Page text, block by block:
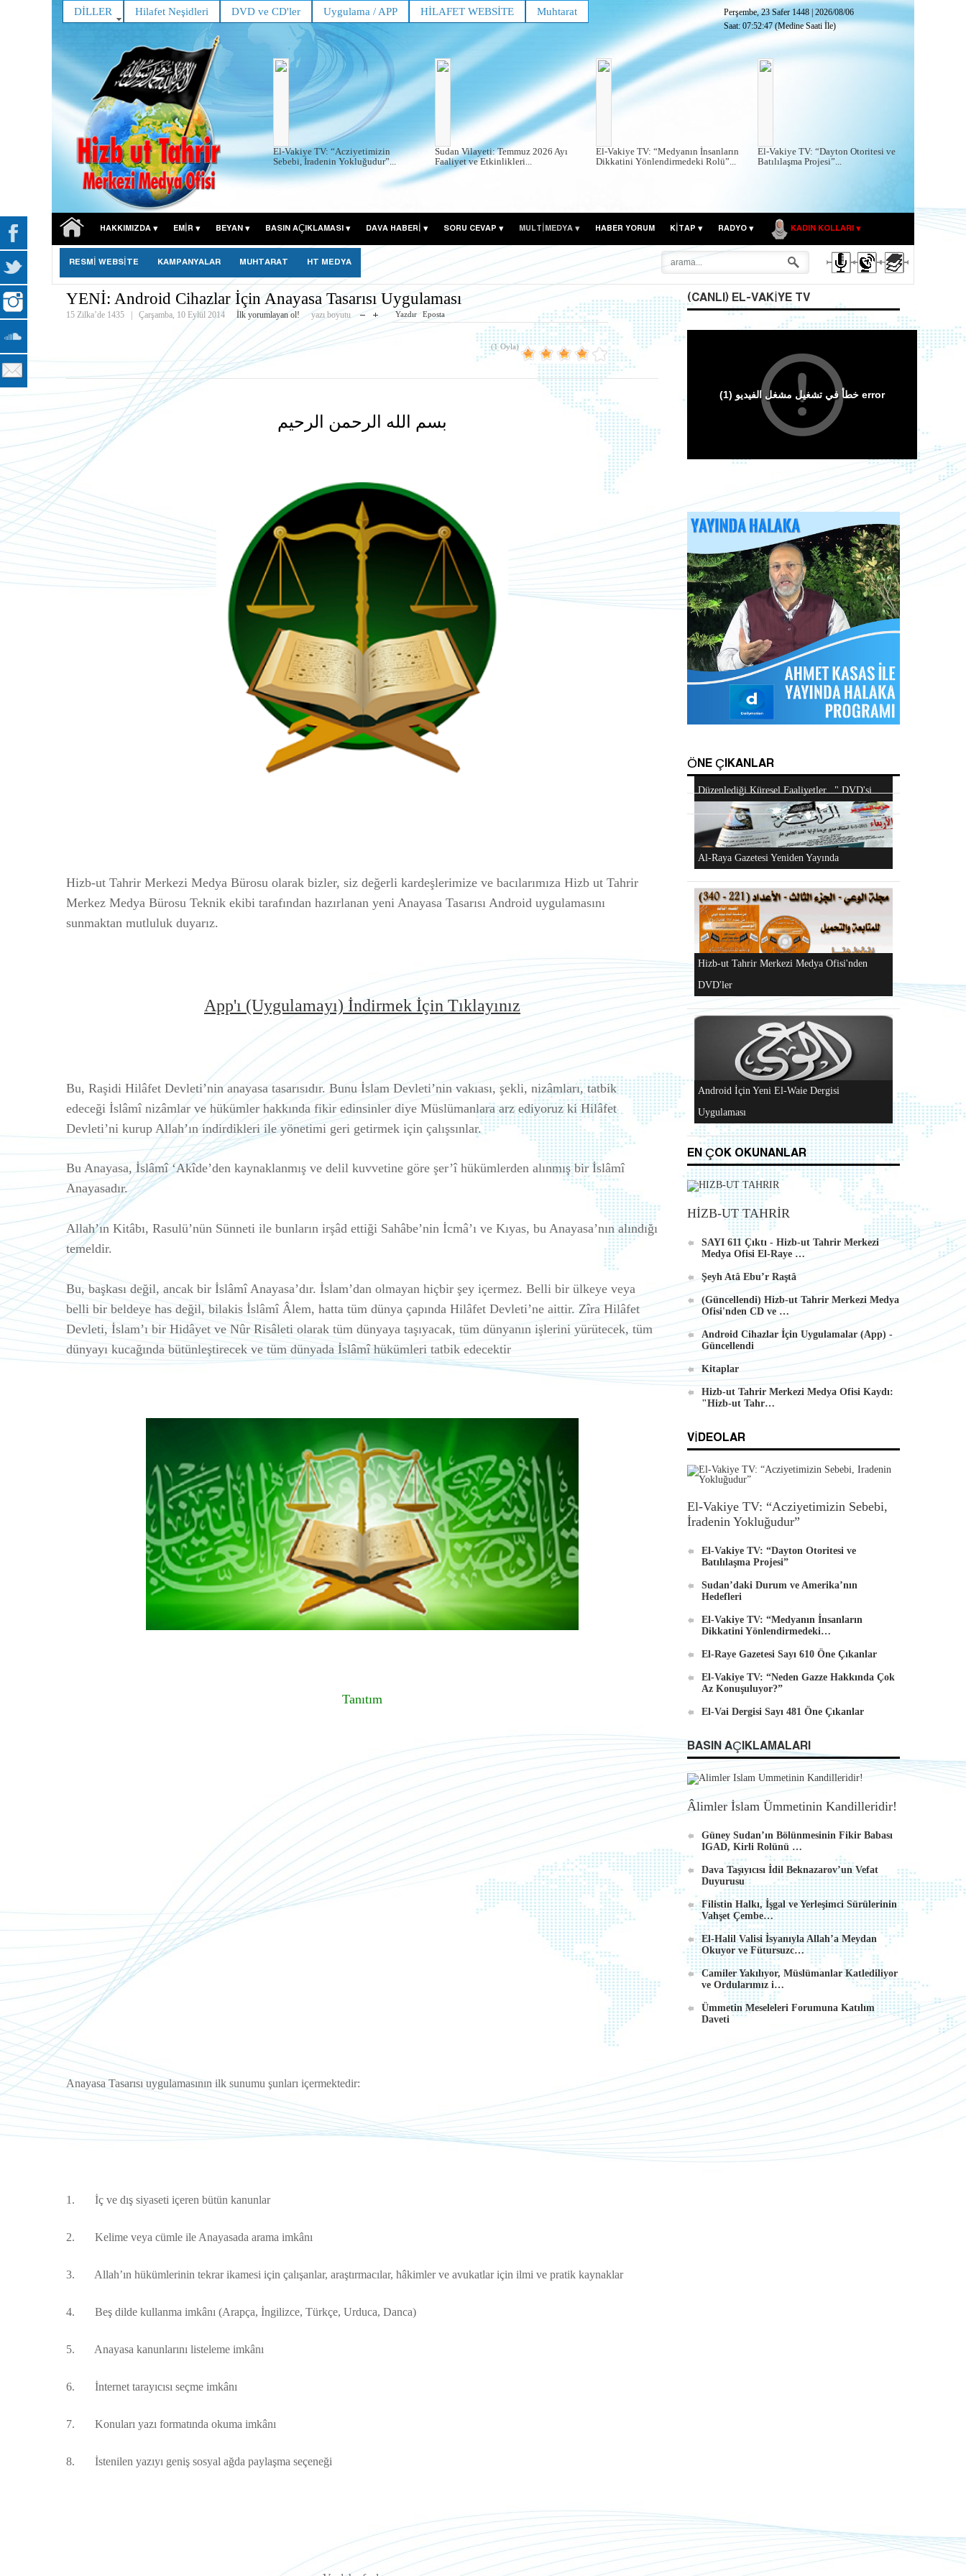
Perşembe, 23 Safer 1448 2026/08/06
Saat: 07:52:48(Medine Saati İle)
DİLLER Hilafet Neşidleri DVD ve CD'ler Uygulama / APP HİLAFET WEBSİTE Muhtarat
El-Vakiye TV: “Acziyetimizin
Sebebi, İradenin Yokluğudur”...
Sudan Vilayeti: Temmuz 2026 Ayı
Faaliyet ve Etkinlikleri...
El-Vakiye TV: “Medyanın İnsanların
Dikkatini Yönlendirmedeki Rolü”...
El-Vakiye TV: “Dayton Otoritesi ve
Batılılaşma Projesi”...
HAKKIMIZDA EMIR BEYAN BASIN AÇIKLAMASI DAVA HABERİ SORU CEVAP MULTİMEDYA HABER YORUM KITAP RADYO KADIN KOLLARI
RESMİ WEBSİTE KAMPANYALAR MUHTARAT HT MEDYA
YENİ: Android Cihazlar İçin Anayasa Tasarısı Uygulaması
15 Zilka’de 1435 Çarşamba, 10 Eylül 2014 İlk yorumlayan ol! yazı boyutu Yazdır Eposta
(1 Oyla)
بسم الله الرحمن الرحيم
Hizb-ut Tahrir Merkezi Medya Bürosu olarak bizler, siz değerli kardeşlerimize ve bacılarımıza Hizb ut Tahrir
Merkez Medya Bürosu Teknik ekibi tarafından hazırlanan yeni Anayasa Tasarısı Android uygulamasını
sunmaktan mutluluk duyarız.
App'ı (Uygulamayı) İndirmek İçin Tıklayınız
Bu, Raşidi Hilâfet Devleti’nin anayasa tasarısıdır. Bunu İslam Devleti’nin vakıası, şekli, nizâmları, tatbik
edeceği İslâmî nizâmlar ve hükümler hakkında fikir edinsinler diye Müslümanlara arz ediyoruz ki Hilâfet
Devleti’ni kurup Allah’ın indirdikleri ile yönetimi geri getirmek için çalışsınlar.
Bu Anayasa, İslâmî ‘Akîde’den kaynaklanmış ve delil kuvvetine göre şer’î hükümlerden alınmış bir İslâmî
Anayasadır.
Allah’ın Kitâbı, Rasulü’nün Sünneti ile bunların irşâd ettiği Sahâbe’nin İcmâ’ı ve Kıyas, bu Anayasa’nın alındığı
temeldir.
Bu, başkası değil, ancak bir İslâmî Anayasa’dır. İslam’dan olmayan hiçbir şey içermez. Belli bir ülkeye veya
belli bir beldeye has değil, bilakis İslâmî Âlem, hatta tüm dünya çapında Hilâfet Devleti’ne aittir. Zîra Hilâfet
Devleti, İslam’ı bir Hidâyet ve Nûr Risâleti olarak tüm dünyaya taşıyacak, tüm dünyanın işlerini yürütecek, tüm
dünyayı kucağında bütünleştirecek ve tüm dünyada İslâmî hükümleri tatbik edecektir
Tanıtım
Anayasa Tasarısı uygulamasının ilk sunumu şunları içermektedir:
1. İç ve dış siyaseti içeren bütün kanunlar
2. Kelime veya cümle ile Anayasada arama imkânı
3. Allah’ın hükümlerinin tekrar ikamesi için çalışanlar, araştırmacılar, hâkimler ve avukatlar için ilmi ve pratik kaynaklar
4. Beş dilde kullanma imkânı (Arapça, İngilizce, Türkçe, Urduca, Danca)
5. Anayasa kanunlarını listeleme imkânı
6. İnternet tarayıcısı seçme imkânı
7. Konuları yazı formatında okuma imkânı
8. İstenilen yazıyı geniş sosyal ağda paylaşma seçeneği
(CANLI) EL-VAKIYE TV
ÖNE ÇIKANLAR
Al-Raya Gazetesi Yeniden Yayında
Hizb-ut Tahrir Merkezi Medya Ofisi'nden
DVD'ler
Android İçin Yeni El-Waie Dergisi
Uygulaması
Hizb-ut Tahrir Kimdir?
"Hizb-ut Tahrir'in Gazze'yi Desteklemek İçin
Düzenlediği Küresel Faaliyetler..." DVD'si
Kitaplar
Sorular ve Cevaplar
Haykırıyor
Arakan Müslümanları İslam Ümmetinden ve
Ordularından Destek İstiyor
Hizb-ut Tahrir Emirine Sorulanlar
EN ÇOK OKUNANLAR
HİZB-UT TAHRİR
SAYI 611 Çıktı - Hizb-ut Tahrir Merkezi
Medya Ofisi El-Raye …
Şeyh Atâ Ebu’r Raştâ
(Güncellendi) Hizb-ut Tahrir Merkezi Medya
Ofisi'nden CD ve …
Android Cihazlar İçin Uygulamalar (App) -
Güncellendi
Kitaplar
Hizb-ut Tahrir Merkezi Medya Ofisi Kaydı:
"Hizb-ut Tahr…
VIDEOLAR
El-Vakiye TV: “Acziyetimizin Sebebi,
İradenin Yokluğudur”
El-Vakiye TV: “Dayton Otoritesi ve
Batılılaşma Projesi”
Sudan’daki Durum ve Amerika’nın
Hedefleri
El-Vakiye TV: “Medyanın İnsanların
Dikkatini Yönlendirmedeki…
El-Raye Gazetesi Sayı 610 Öne Çıkanlar
El-Vakiye TV: “Neden Gazze Hakkında Çok
Az Konuşuluyor?”
El-Vai Dergisi Sayı 481 Öne Çıkanlar
BASIN AÇIKLAMALARI
Âlimler İslam Ümmetinin Kandilleridir!
Güney Sudan’ın Bölünmesinin Fikir Babası
IGAD, Kirli Rolünü …
Dava Taşıyıcısı İdil Beknazarov’un Vefat
Duyurusu
Filistin Halkı, İşgal ve Yerleşimci Sürülerinin
Vahşet Çembe…
El-Halil Valisi İsyanıyla Allah’a Meydan
Okuyor ve Fütursuzc…
Camiler Yakılıyor, Müslümanlar Katlediliyor
ve Ordularımız i…
Ümmetin Meseleleri Forumuna Katılım
Daveti